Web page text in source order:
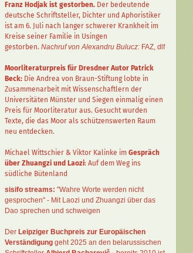
Franz Hodjak ist gestorben. Der bedeutende
deutsche Schriftsteller, Dichter und Aphoristiker
ist am 6. Juli nach langer schwerer Krankheit im
Kreise seiner Familie in Usingen
gestorben. Nachruf von Alexandru Bulucz: FAZ, dlf
Moorliteraturpreis für Dresdner Autor Patrick
Beck: Die Andrea von Braun-Stiftung lobte in
Zusammenarbeit mit Wissenschaftlern der
Universitäten Münster und Siegen einmalig einen
Preis für Moorliteratur aus. Gesucht wurden
Texte, die das Moor als schützenswerten Raum
neu entdecken.
Michael Wittschier & Viktor Kalinke im Gespräch
über Zhuangzi und Laozi: Auf dem Weg ins
südliche Bütenland
sisifo streams: "Wahre Worte werden nicht
gesprochen" - Mit Laozi und Zhuangzi über das
Dao sprechen und schweigen
Der Leipziger Buchpreis zur Europäischen
Verständigung geht 2025 an den belarussischen